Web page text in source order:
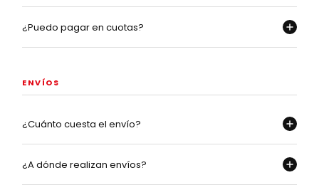
¿Puedo pagar en cuotas?
ENVÍOS
¿Cuánto cuesta el envío?
¿A dónde realizan envíos?